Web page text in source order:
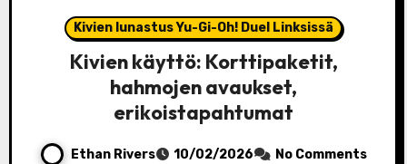
Kivien lunastus Yu-Gi-Oh! Duel Linksissä
Kivien käyttö: Korttipaketit,
hahmojen avaukset,
erikoistapahtumat
Ethan Rivers 10/02/2026 No Comments